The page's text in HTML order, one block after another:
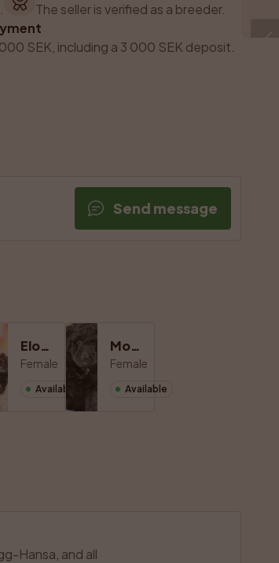
The seller is verified as a breeder.
000 SEK, including a 3 000 SEK deposit.
Send message
Eloody
Female
Available
Moony
Female
Available
Hansa, and all